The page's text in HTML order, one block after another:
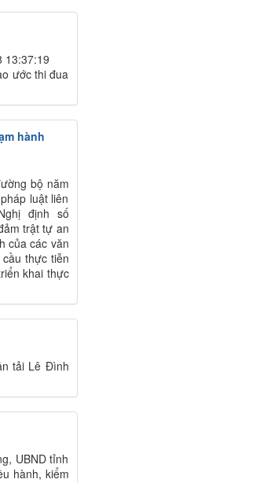
13:37:19
ước thi đua
hành
bộ năm
luật liên
định số
trật tự an
của các văn
thực tiễn
khai thực
tải Lê Đình
UBND tỉnh
hành, kiểm